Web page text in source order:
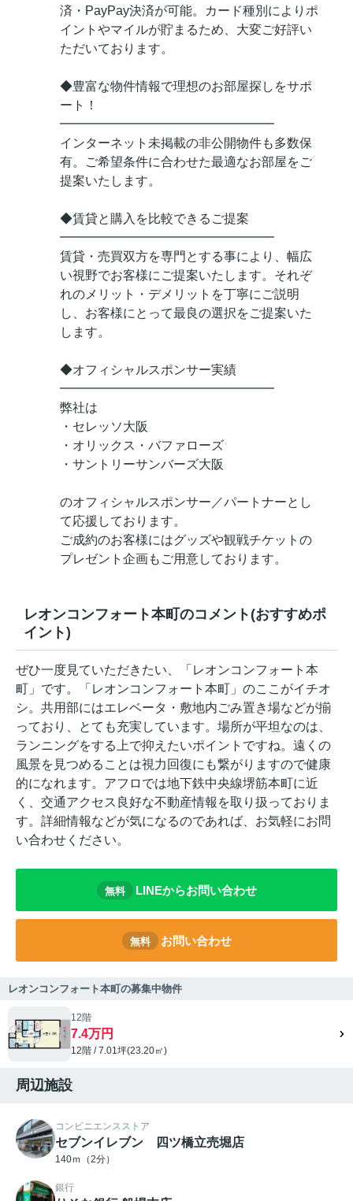
済・PayPay決済が可能。カード種別によりポ
イントやマイルが貯まるため、大変ご好評い
ただいております。
◆豊富な物件情報で理想のお部屋探しをサポ
ート！
━━━━━━━━━━━━━━━━━
インターネット未掲載の非公開物件も多数保
有。ご希望条件に合わせた最適なお部屋をご
提案いたします。
◆賃貸と購入を比較できるご提案
━━━━━━━━━━━━━━━━━
賃貸・売買双方を専門とする事により、幅広
い視野でお客様にご提案いたします。それぞ
れのメリット・デメリットを丁寧にご説明
し、お客様にとって最良の選択をご提案いた
します。
◆オフィシャルスポンサー実績
━━━━━━━━━━━━━━━━━
弊社は
・セレッソ大阪
・オリックス・バファローズ
・サントリーサンバーズ大阪
のオフィシャルスポンサー／パートナーとし
て応援しております。
ご成約のお客様にはグッズや観戦チケットの
プレゼント企画もご用意しております。
レオンコンフォート本町のコメント(おすすめポ
イント)
ぜひ一度見ていただきたい、「レオンコンフォート本
町」です。「レオンコンフォート本町」のここがイチオ
シ。共用部にはエレベータ・敷地内ごみ置き場などが揃
っており、とても充実しています。場所が平坦なのは、
ランニングをする上で抑えたいポイントですね。遠くの
風景を見つめることは視力回復にも繋がりますので健康
的になれます。アフロでは地下鉄中央線堺筋本町に近
く、交通アクセス良好な不動産情報を取り扱っておりま
す。詳細情報などが気になるのであれば、お気軽にお問
い合わせください。
無料 LINEからお問い合わせ
無料 お問い合わせ
レオンコンフォート本町の募集中物件
12階
7.4万円
12階 / 7.01坪(23.20㎡)
周辺施設
コンビニエンスストア
セブンイレブン 四ツ橋立売堀店
140ｍ（2分）
銀行